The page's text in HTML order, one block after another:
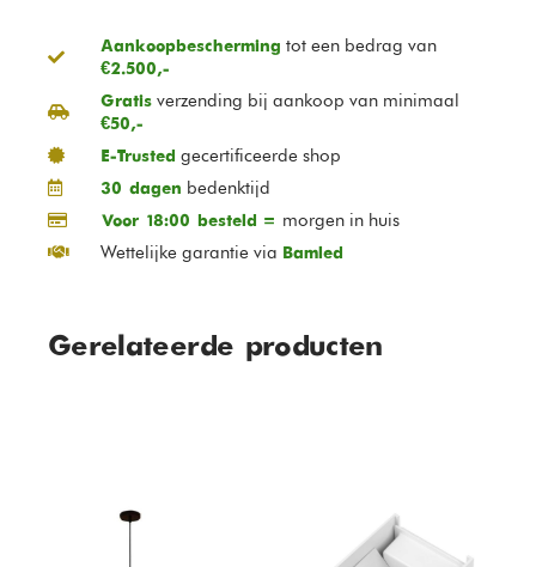
Aankoopbescherming tot een bedrag van
€2.500,-
Gratisverzending bij aankoop van minimaal
€50,-
E-Trusted gecertificeerde shop
30 dagen bedenktijd
Voor 18:00 besteld = morgen in huis
Wettelijke garantie via Bamled
Gerelateerde producten